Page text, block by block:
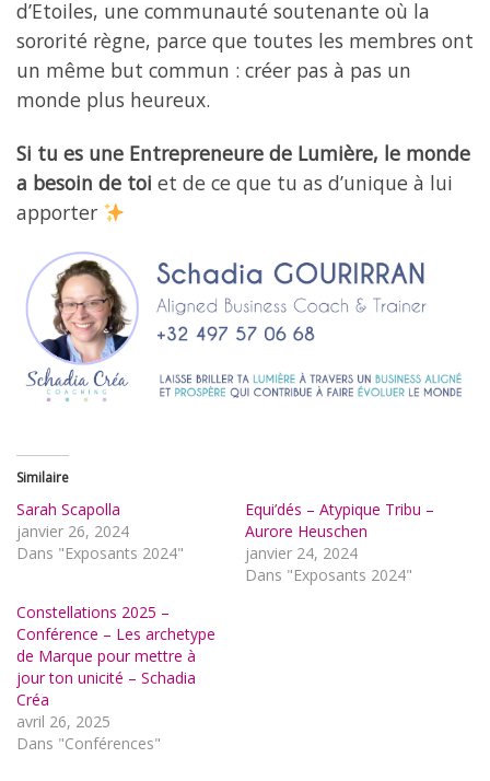
d’Etoiles, une communauté soutenante où la
sororité règne, parce que toutes les membres ont
un même but commun : créer pas à pas un
monde plus heureux.
Si tu es une Entrepreneure de Lumière, le monde
a besoin de toi et de ce que tu as d’unique à lui
apporter
Similaire
Sarah Scapolla
janvier 26, 2024
Dans "Exposants 2024"
Equi’dés – Atypique Tribu –
Aurore Heuschen
janvier 24, 2024
Dans "Exposants 2024"
Constellations 2025 –
Conférence – Les archetype
de Marque pour mettre à
jour ton unicité – Schadia
Créa
avril 26, 2025
Dans "Conférences"